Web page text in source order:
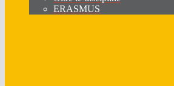
ERASMUS